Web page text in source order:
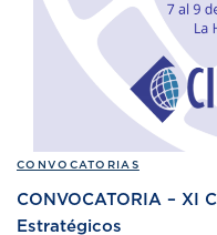
CONVOCATORIAS
CONVOCATORIA – XI
Estratégicos